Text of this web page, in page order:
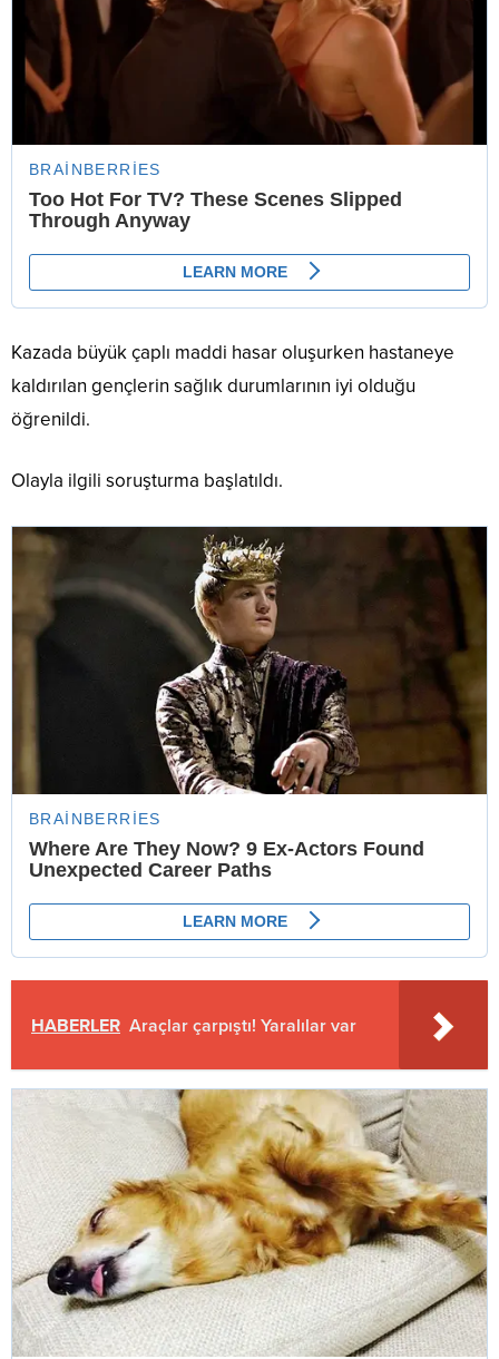
Kazada büyük çaplı maddi hasar oluşurken hastaneye
kaldırılan gençlerin sağlık durumlarının iyi olduğu
öğrenildi.
Olayla ilgili soruşturma başlatıldı.
HABERLER Araçlar çarpıştı! Yaralılar var